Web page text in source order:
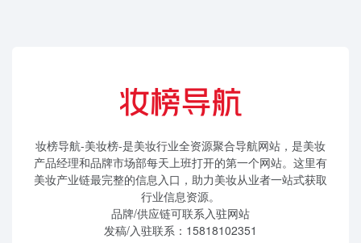
妆榜导航-美妆榜-是美妆行业全资源聚合导航网站，是美妆
产品经理和品牌市场部每天上班打开的第一个网站。这里有
美妆产业链最完整的信息入口，助力美妆从业者一站式获取
行业信息资源。
品牌/供应链可联系入驻网站
发稿/入驻联系：15818102351